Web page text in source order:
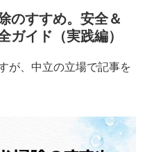
のすすめ。安全＆
ガイド（実践編）
が、中立の立場で記事を